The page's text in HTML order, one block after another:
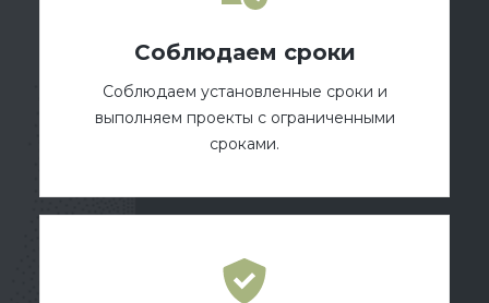
Соблюдаем сроки
Соблюдаем установленные сроки и
выполняем проекты с ограниченными
сроками.